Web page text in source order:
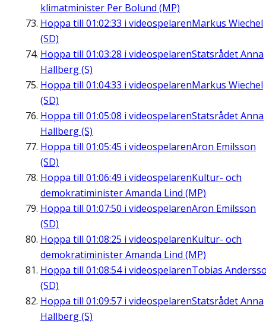
klimatminister Per Bolund (MP)
Hoppa till 01:02:33 i videospelarenMarkus Wiechel
(SD)
Hoppa till 01:03:28 i videospelarenStatsrådet Anna
Hallberg (S)
Hoppa till 01:04:33 i videospelarenMarkus Wiechel
(SD)
Hoppa till 01:05:08 i videospelarenStatsrådet Anna
Hallberg (S)
Hoppa till 01:05:45 i videospelarenAron Emilsson
(SD)
Hoppa till 01:06:49 i videospelarenKultur- och
demokratiminister Amanda Lind (MP)
Hoppa till 01:07:50 i videospelarenAron Emilsson
(SD)
Hoppa till 01:08:25 i videospelarenKultur- och
demokratiminister Amanda Lind (MP)
Hoppa till 01:08:54i videospelarenTobias
(SD)
Hoppa till 01:09:57 i videospelarenStatsrådet Anna
Hallberg (S)